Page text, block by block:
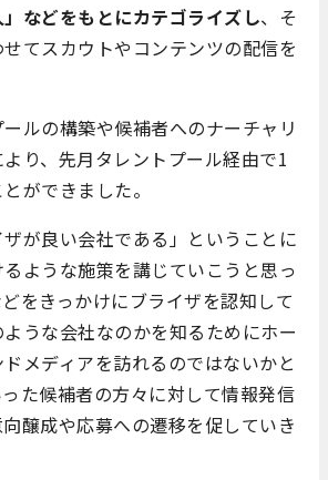
」などをもとにカテゴライズし、そ
てスカウトやコンテンツの配信を
ルの構築や候補者へのナーチャリ
り、先月タレントプール経由で1
ができました。
が良い会社である」ということに
ような施策を講じていこうと思っ
をきっかけにブライザを認知して
うな会社なのかを知るためにホー
メディアを訪れるのではないかと
た候補者の方々に対して情報発信
醸成や応募への遷移を促していき